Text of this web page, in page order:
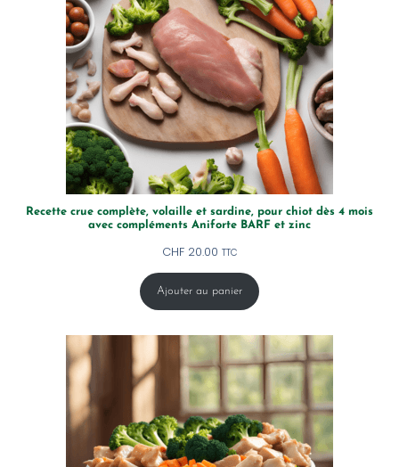
Recette crue complète, volaille et sardine, pour chiot dès 4 mois
avec compléments Aniforte BARF et zinc
CHF20.00 TTC
Ajouter au panier